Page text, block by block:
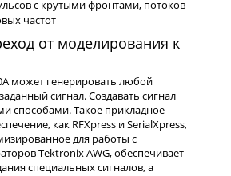
с крутыми фронтами, потоков
частот
от моделирования к
может генерировать любой
сигнал. Создавать сигнал
способами. Такое прикладное
как RFXpress и SerialXpress,
для работы с
Tektronix AWG, обеспечивает
специальных сигналов, а